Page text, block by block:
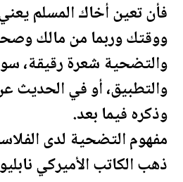
فأن تعين أخاك المسلم
ووقتك وربما من مالك
والتضحية شعرة رقيقة،
والتطبيق، أو في الحديث
وذكره فيما بعد.
مفهوم التضحية لدى
ذهب الكاتب الأميركي